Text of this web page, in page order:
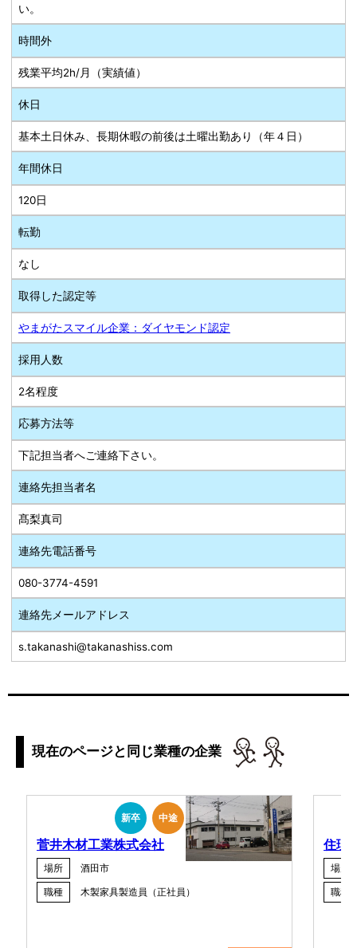
い。
時間外
残業平均2h/月（実績値）
休日
基本土日休み、長期休暇の前後は土曜出勤あり（年４日）
年間休日
120日
転勤
なし
取得した認定等
やまがたスマイル企業：ダイヤモンド認定
採用人数
2名程度
応募方法等
下記担当者へご連絡下さい。
連絡先担当者名
髙梨真司
連絡先電話番号
080-3774-4591
連絡先メールアドレス
s.takanashi@takanashiss.com
現在のページと同じ業種の企業
新卒 中途
菅井木材工業株式会社
場所
酒田市
職種
木製家具製造員（正社員）
住理
場所
職種